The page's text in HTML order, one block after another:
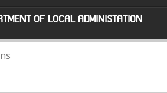
OF LOCAL ADMINISTATION